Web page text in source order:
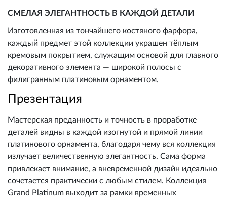
СМЕЛАЯ ЭЛЕГАНТНОСТЬ В КАЖДОЙ ДЕТАЛИ
Изготовленная из тончайшего костяного фарфора,
каждый предмет этой коллекции украшен тёплым
кремовым покрытием, служащим основой для главного
декоративного элемента — широкой полосы с
филигранным платиновым орнаментом.
Презентация
Мастерская преданность и точность в проработке
деталей видны в каждой изогнутой и прямой линии
платинового орнамента, благодаря чему вся коллекция
излучает величественную элегантность. Сама форма
привлекает внимание, а вневременной дизайн идеально
сочетается практически с любым стилем. Коллекция
Grand Platinum выходит за рамки временных